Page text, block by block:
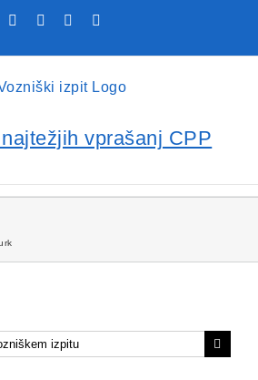
FacebookYouTube
Rss
vprašanj CPP